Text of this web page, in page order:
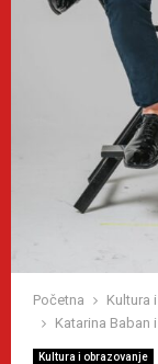
Početna
Kultura
Katarina
Kultura i obrazovanje